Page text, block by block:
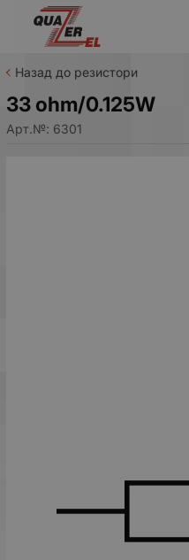
Назад до резистори
33 ohm/0.125W
Арт.№: 6301